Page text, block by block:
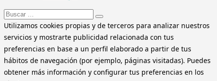
Buscar:
Utilizamos cookies propias y de terceros para analizar nuestros
servicios y mostrarte publicidad relacionada con tus
preferencias en base a un perfil elaborado a partir de tus
hábitos de navegación (por ejemplo, páginas visitadas). Puedes
obtener más información y configurar tus preferencias en los